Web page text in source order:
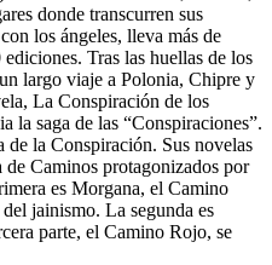
donde transcurren sus
los ángeles, lleva más de
Tras las huellas de los
largo viaje a Polonia, Chipre y
La Conspiración de los
la saga de las “Conspiraciones”.
la Conspiración. Sus novelas
Caminos protagonizados por
es Morgana, el Camino
jainismo. La segunda es
parte, el Camino Rojo, se